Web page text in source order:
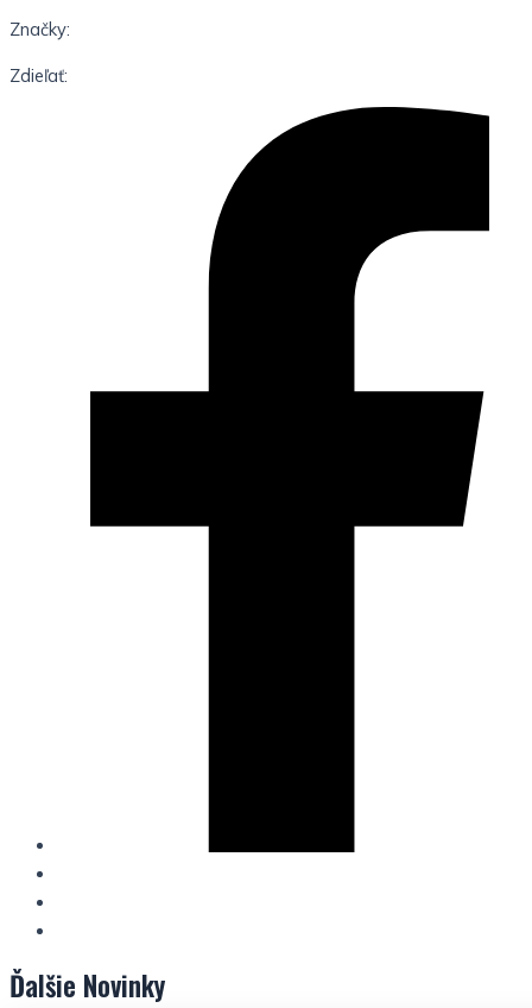
Značky:
Zdieľať:
Ďalšie Novinky